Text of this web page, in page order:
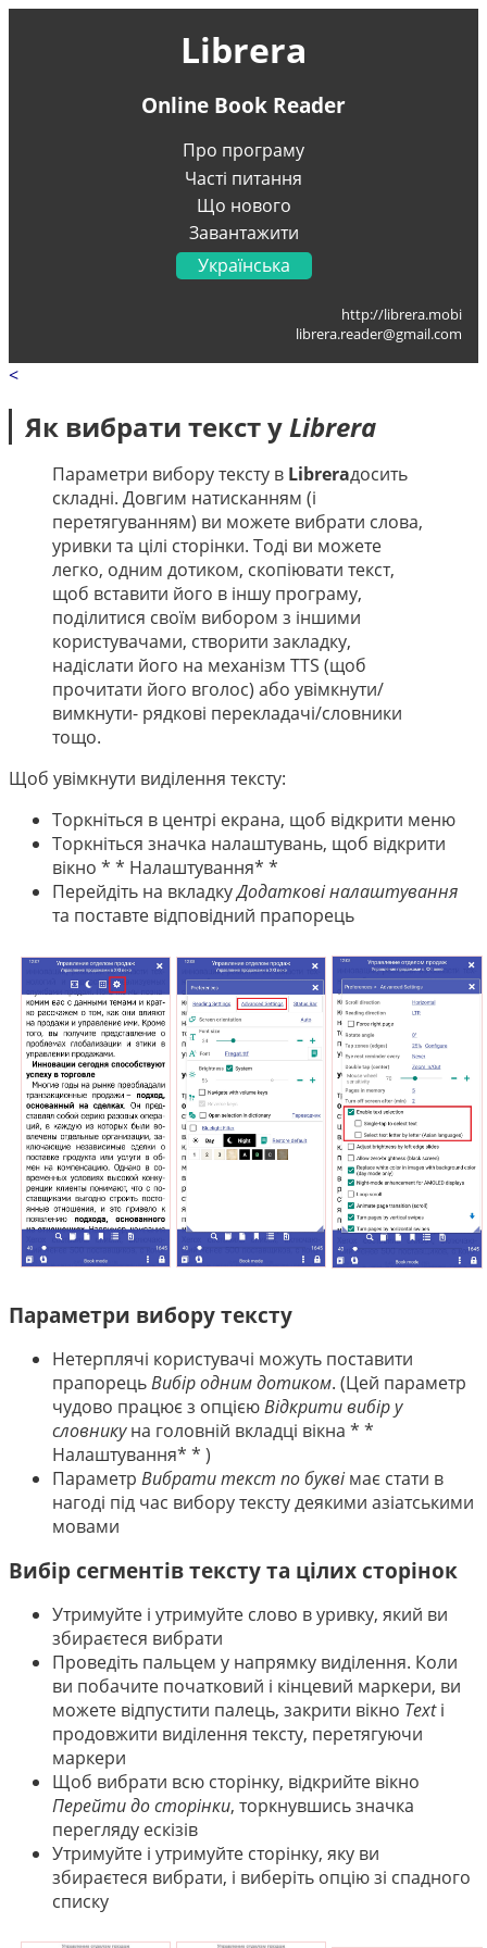
Librera
Online Book Reader
Про програму
Часті питання
Що нового
Завантажити
Українська
Español
中文
http://librera.mobi
librera.reader@gmail.com
<
Як вибрати текст у Librera
Параметри вибору тексту в Libreraдосить
складні. Довгим натисканням (і
перетягуванням) ви можете вибрати слова,
уривки та цілі сторінки. Тоді ви можете
легко, одним дотиком, скопіювати текст,
щоб вставити його в іншу програму,
поділитися своїм вибором з іншими
користувачами, створити закладку,
надіслати його на механізм TTS (щоб
прочитати його вголос) або увімкнути/
вимкнути- рядкові перекладачі/словники
тощо.
Щоб увімкнути виділення тексту:
Торкніться в центрі екрана, щоб відкрити меню
Торкніться значка налаштувань, щоб відкрити
вікно * * Налаштування* *
Перейдіть на вкладкуДодаткові налаштування
та поставте відповідний прапорець
Параметри вибору тексту
Нетерплячі користувачі можуть поставити
прапорецьВибір одним дотиком. (Цей параметр
чудово працює з опцієюВідкрити вибір у
словникуна головній вкладці вікна * *
Налаштування* * )
Параметр Вибрати текст по буквімає стати в
нагоді під час вибору тексту деякими азіатськими
мовами
Вибір сегментів тексту та цілих сторінок
Утримуйте і утримуйте слово в уривку, який ви
збираєтеся вибрати
Проведіть пальцем у напрямку виділення. Коли
ви побачите початковий і кінцевий маркери, ви
можете відпустити палець, закрити вікно Textі
продовжити виділення тексту, перетягуючи
маркери
Щоб вибрати всю сторінку, відкрийте вікно
Перейти до сторінки, торкнувшись значка
перегляду ескізів
Утримуйте і утримуйте сторінку, яку ви
збираєтеся вибрати, і виберіть опцію зі спадного
списку